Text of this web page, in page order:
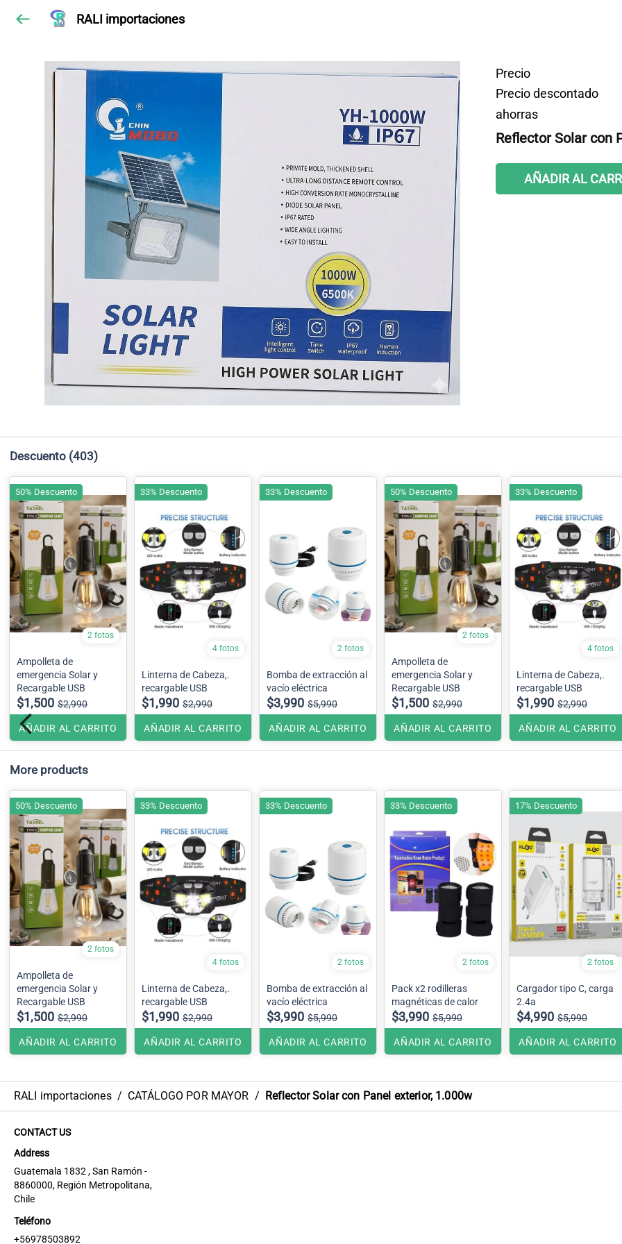
RALI importaciones
Precio
Precio descontado
ahorras
Reflector Solar con
AÑADIR AL
Descuento (403)
2 fotos
Ampolleta de
emergencia Solar y
Recargable USB
$1,500 $2,990
AÑADIR AL CARRITO
50% Descuento
4 fotos
Linterna de Cabeza,.
recargable USB
$1,990 $2,990
AÑADIR AL CARRITO
33% Descuento
2 fotos
Bomba de extracción al
vacío eléctrica
$3,990 $5,990
AÑADIR AL CARRITO
33% Descuento
2 fotos
Ampolleta de
emergencia Solar y
Recargable USB
$1,500 $2,990
AÑADIR AL CARRITO
50% Descuento
4 fotos
Linterna de Cabeza,.
recargable USB
$1,990 $2,990
AÑADIR AL CARRITO
33% Descuento
More products
2 fotos
Ampolleta de
emergencia Solar y
Recargable USB
$1,500 $2,990
AÑADIR AL CARRITO
50% Descuento
4 fotos
Linterna de Cabeza,.
recargable USB
$1,990 $2,990
AÑADIR AL CARRITO
33% Descuento
2 fotos
Bomba de extracción al
vacío eléctrica
$3,990 $5,990
AÑADIR AL CARRITO
33% Descuento
2 fotos
Pack x2 rodilleras
magnéticas de calor
$3,990 $5,990
AÑADIR AL CARRITO
33% Descuento
2 fotos
Cargador tipo C, carga
2.4a
$4,990 $5,990
AÑADIR AL CARRITO
17% Descuento
RALI importaciones / CATÁLOGO POR MAYOR / Reflector Solar con Panel exterior, 1.000w
CONTACT US
Address
Guatemala 1832 , San Ramón -
8860000, Región Metropolitana,
Chile
Teléfono
+56978503892